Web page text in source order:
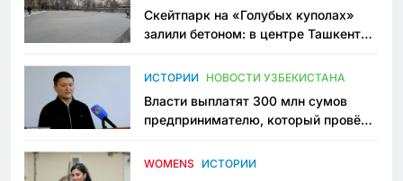
Скейтпарк на «Голубых куполах»
залили бетоном: в центре Ташкента
пространство
ИСТОРИИ НОВОСТИ УЗБЕКИСТАНА
Власти выплатят 300 млн сумов
предпринимателю, который провёл
приговору
WOMENS ИСТОРИИ